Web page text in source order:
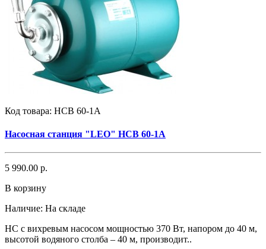
Код товара: НСВ 60-1А
Насосная станция "LEO" НСВ 60-1А
5 990.00 р.
В корзину
Наличие: На складе
НС с вихревым насосом мощностью 370 Вт, напором до 40 м,
высотой водяного столба – 40 м, производит..